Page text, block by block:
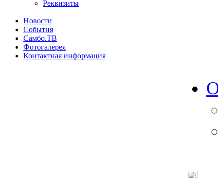
Реквизиты
Новости
События
Самбо.ТВ
Фотогалерея
Контактная информация